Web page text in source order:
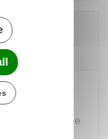
à une
à une
organisme
avoir droit à une